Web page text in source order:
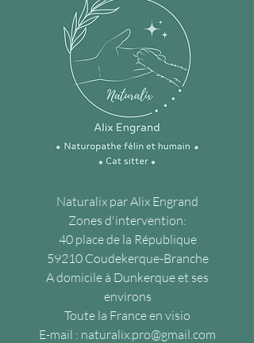
Naturalix par Alix Engrand
Zones d'intervention:
40 place de la République
59210 Coudekerque-Branche
A domicile à Dunkerque et ses
environs
Toute la France en visio
E-mail : naturalix.pro@gmail.com